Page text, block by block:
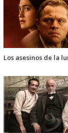
Los asesinos de la